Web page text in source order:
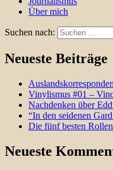
Über mich
Suchen nach:
Neueste Beiträge
Vinylismus #01 –
Nachdenken über
“In den seidenen
Die fünf besten
Neueste